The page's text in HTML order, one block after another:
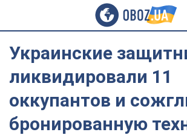
Украинские
ликвидировали 11
оккупантов и
бронированную